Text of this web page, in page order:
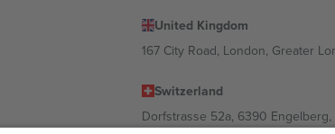
United Kingdom
167 City Road, London, Greater
Switzerland
Dorfstrasse 52a, 6390 Engelberg,